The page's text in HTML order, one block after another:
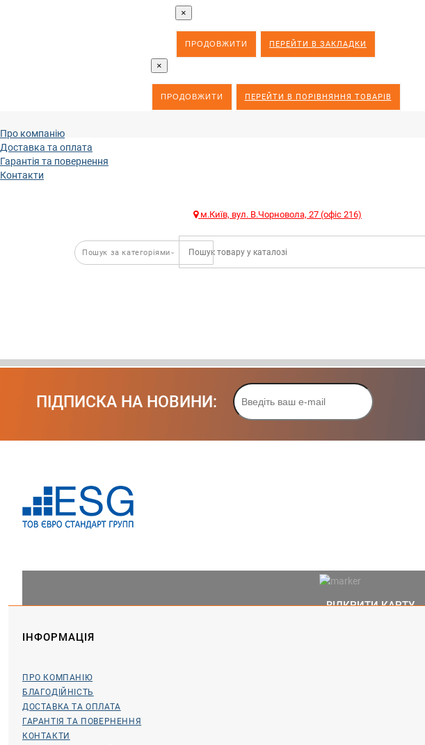
×
ПРОДОВЖИТИ ПЕРЕЙТИ В ЗАКЛАДКИ
×
ПРОДОВЖИТИ ПЕРЕЙТИ В ПОРІВНЯННЯ ТОВАРІВ
Про компанію
Доставка та оплата
Гарантія та повернення
Контакти
м.Київ, вул. В.Чорновола, 27 (офіс 216)
ПІДПИСКА НА НОВИНИ:
ВІДКРИТИ КАРТУ
ІНФОРМАЦІЯ
ПРО КОМПАНІЮ
БЛАГОДІЙНІСТЬ
ДОСТАВКА ТА ОПЛАТА
ГАРАНТІЯ ТА ПОВЕРНЕННЯ
КОНТАКТИ